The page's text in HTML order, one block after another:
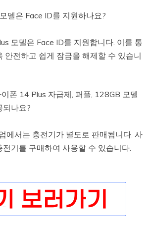
델은 Face ID를 지원하나요?
모델은 Face ID를 지원합니다. 이를 통
안전하고 쉽게 잠금을 해제할 수 있습니
폰 14 Plus 자급제, 퍼플, 128GB 모델
되나요?
에서는 충전기가 별도로 판매됩니다. 사
기를 구매하여 사용할 수 있습니다.